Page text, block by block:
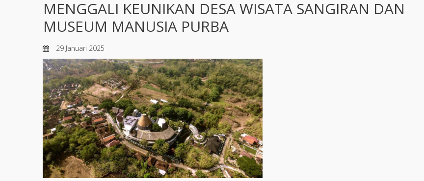
MENGGALI KEUNIKAN DESA WISATA SANGIRAN DAN
MUSEUM MANUSIA PURBA
29 Januari 2025